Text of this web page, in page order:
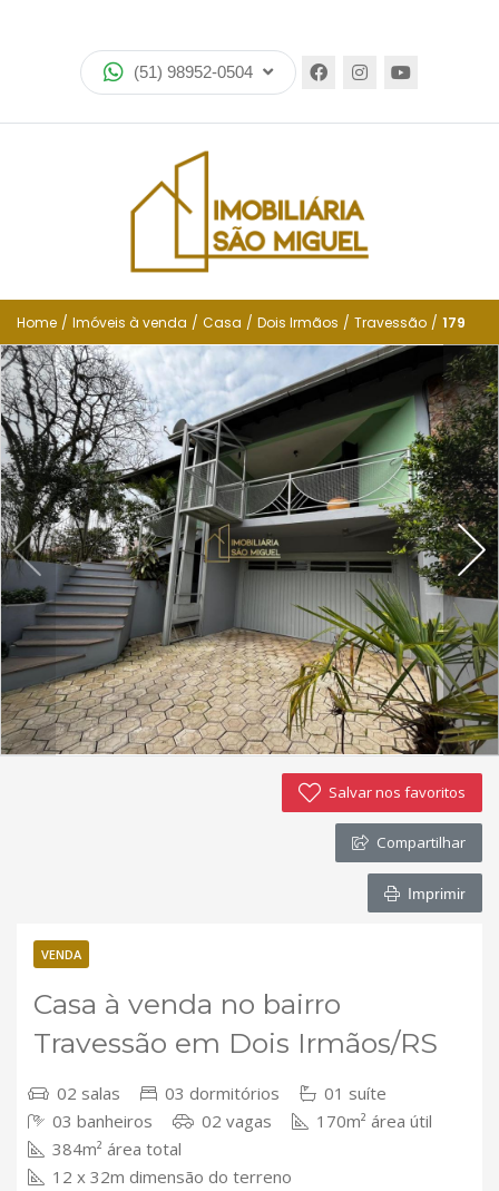
(51) 98952-0504
Imóveis
Encomende seu imóvel
Financiamento
Negocie seu imóvel
Simulador de financiamento
Negocie seu imóvel
Imóveis favoritos
Contato
Home / Imóveis à venda / Casa / Dois Irmãos / Travessão / 179
Salvar nos favoritos
Compartilhar
Imprimir
VENDA
Casa à venda no bairro
Travessão em Dois Irmãos/RS
02 salas 03 dormitórios
01 suíte
03 banheiros
02 vagas
170m² área útil
384m² área total
12 x 32m dimensão do terreno